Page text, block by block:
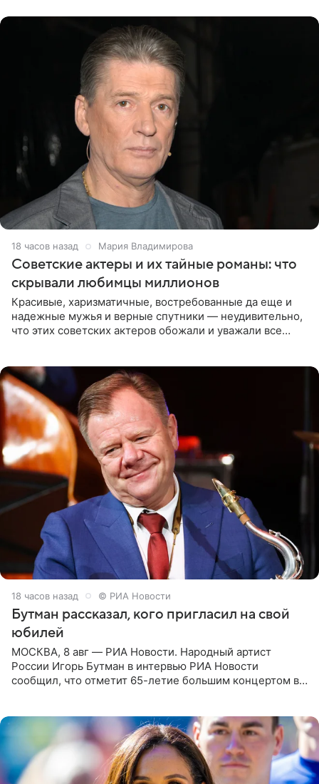
18 часов назад Мария Владимирова
Советские актеры и их тайные романы: что
скрывали любимцы миллионов
Красивые, харизматичные, востребованные да еще и
надежные мужья и верные спутники — неудивительно,
что этих советских актеров обожали и уважали все
18 часов назад © РИА Новости
Бутман рассказал, кого пригласил на свой
юбилей
МОСКВА, 8 авг — РИА Новости. Народный артист
России Игорь Бутман в интервью РИА Новости
сообщил, что отметит 65-летие большим концертом в